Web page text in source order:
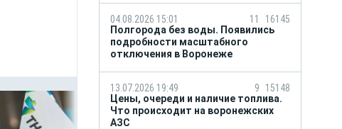
04.08.2026 15:01 11
16145
Полгорода без воды. Появились
подробности масштабного
отключения в Воронеже
13.07.2026 19:49 9
15148
Цены, очереди и наличие топлива.
Что происходит на воронежских
АЗС